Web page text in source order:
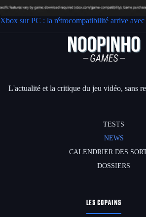
Xbox sur PC : la rétrocompatibilité arrive
L'actualité et la critique du jeu vidéo, sans
TESTS
NEWS
CALENDRIER DES
DOSSIERS
LES COPAINS